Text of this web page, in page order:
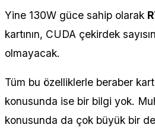
Yine 130W güce sahip olarak
kartının, CUDA çekirdek
olmayacak.
Tüm bu özelliklerle beraber
konusunda ise bir bilgi yok.
konusunda da çok büyük bir